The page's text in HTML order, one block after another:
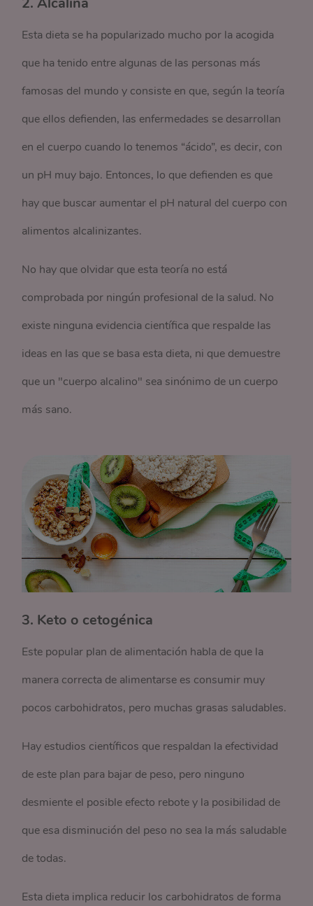
Esta dieta se ha popularizado mucho por la acogida
que ha tenido entre algunas de las personas más
famosas del mundo y consiste en que, según la teoría
que ellos defienden, las enfermedades se desarrollan
en el cuerpo cuando lo tenemos “ácido”, es decir, con
un pH muy bajo. Entonces, lo que defienden es que
hay que buscar aumentar el pH natural del cuerpo con
alimentos alcalinizantes.
No hay que olvidar que esta teoría no está
comprobada por ningún profesional de la salud. No
existe ninguna evidencia científica que respalde las
ideas en las que se basa esta dieta, ni que demuestre
que un "cuerpo alcalino" sea sinónimo de un cuerpo
más sano.
3. Keto o cetogénica
Este popular plan de alimentación habla de que la
manera correcta de alimentarse es consumir muy
pocos carbohidratos, pero muchas grasas saludables.
Hay estudios científicos que respaldan la efectividad
de este plan para bajar de peso, pero ninguno
desmiente el posible efecto rebote y la posibilidad de
que esa disminución del peso no sea la más saludable
de todas.
Esta dieta implica reducir los carbohidratos de forma